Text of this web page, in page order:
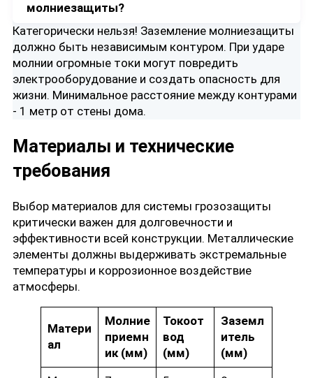
молниезащиты?
Категорически нельзя! Заземление молниезащиты
должно быть независимым контуром. При ударе
молнии огромные токи могут повредить
электрооборудование и создать опасность для
жизни. Минимальное расстояние между контурами
- 1 метр от стены дома.
Материалы и технические
требования
Выбор материалов для системы грозозащиты
критически важен для долговечности и
эффективности всей конструкции. Металлические
элементы должны выдерживать экстремальные
температуры и коррозионное воздействие
атмосферы.
Матери
ал
Молние
приемн
ик (мм)
Токоот
вод
(мм)
Заземл
итель
(мм)